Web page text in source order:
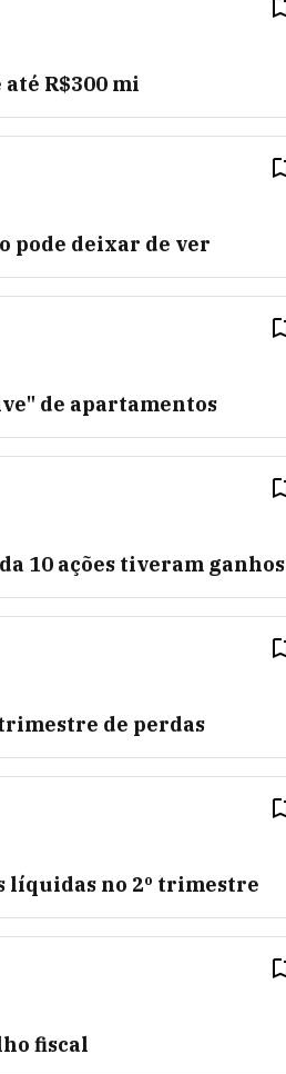
R$300 mi
pode deixar de ver
de apartamentos
10 ações tiveram ganhos
de perdas
líquidas no 2º trimestre
fiscal